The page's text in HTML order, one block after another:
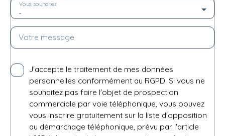
-
Vous souhaitez
Votre message
J'accepte le traitement de mes données
personnelles conformément au RGPD. Si vous ne
souhaitez pas faire l'objet de prospection
commerciale par voie téléphonique, vous pouvez
vous inscrire gratuitement sur la liste d'opposition
au démarchage téléphonique, prévu par l'article